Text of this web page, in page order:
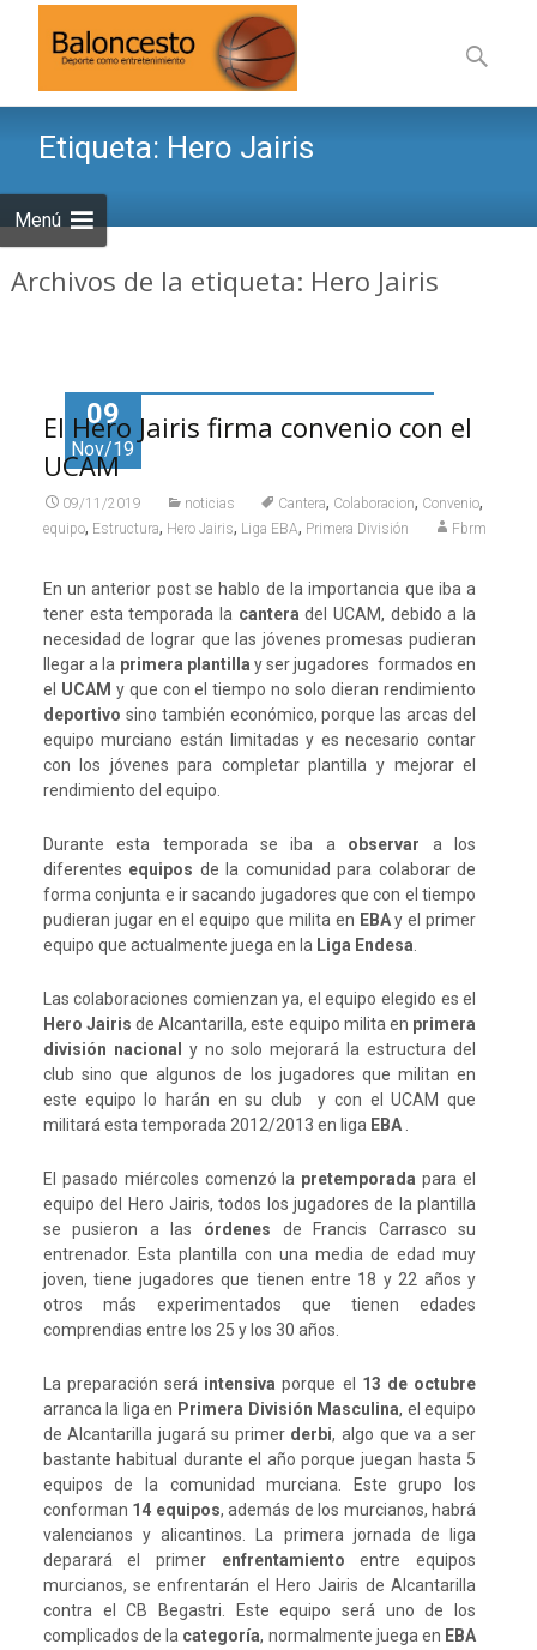
Menú
alBuscar:
Etiqueta: Hero Jairis
Archivos de la etiqueta: Hero Jairis
09
Nov/19
El Hero Jairis firma convenio con el
UCAM
09/11/2019 noticias Cantera, Colaboracion, Convenio,
equipo, Estructura, Hero Jairis, Liga EBA, Primera División Fbrm
En un anterior post se hablo de la importancia que iba a
tener esta temporada la cantera del UCAM, debido a la
necesidad de lograr que las jóvenes promesas pudieran
llegar a la primera plantilla y ser jugadores formados en
el UCAM y que con el tiempo no solo dieran rendimiento
deportivo sino también económico, porque las arcas del
equipo murciano están limitadas y es necesario contar
con los jóvenes para completar plantilla y mejorar el
rendimiento del equipo.
Durante esta temporada se iba a observar a los
diferentes equipos de la comunidad para colaborar de
forma conjunta e ir sacando jugadores que con el tiempo
pudieran jugar en el equipo que milita en EBAy el primer
equipo que actualmente juega en la Liga Endesa
Las colaboraciones comienzan ya, el equipo elegido es el
Hero Jairis de Alcantarilla, este equipo milita en primera
división nacional
y no solo mejorará la estructura del
club sino que algunos de los jugadores que militan en
este equipo lo harán en su club y con el UCAM que
militará esta temporada 2012/2013 en liga EBA.
El pasado miércoles comenzó la pretemporada para el
equipo del Hero Jairis, todos los jugadores de la plantilla
se pusieron a las órdenes de Francis Carrasco su
entrenador. Esta plantilla con una media de edad muy
joven, tiene jugadores que tienen entre 18 y 22 años y
otros más experimentados que tienen edades
comprendias entre los 25 y los 30 años.
La preparación será intensiva porque el 13 de octubre
arranca la liga en Primera División Masculina, el equipo
de Alcantarilla jugará su primer derbi, algo que va a ser
bastante habitual durante el año porque juegan hasta 5
equipos de la comunidad murciana. Este grupo los
conforman 14 equipos, además de los murcianos, habrá
valencianos y alicantinos. La primera jornada de liga
deparará el primer enfrentamiento entre equipos
murcianos, se enfrentarán el Hero Jairis de Alcantarilla
contra el CB Begastri. Este equipo será uno de los
complicados de la categoría, normalmente juega en EBA